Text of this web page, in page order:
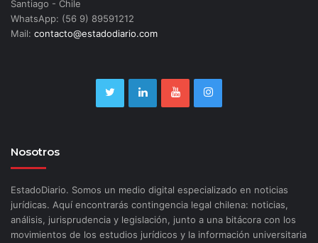
Santiago - Chile
WhatsApp: (56 9) 89591212
Mail: contacto@estadodiario.com
Nosotros
EstadoDiario. Somos un medio digital especializado en noticias
jurídicas. Aquí encontrarás contingencia legal chilena: noticias,
análisis, jurisprudencia y legislación, junto a una bitácora con los
movimientos de los estudios jurídicos y la información universitaria